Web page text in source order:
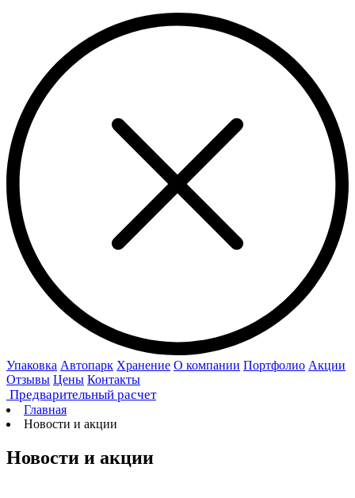
Упаковка Автопарк Хранение О компании Портфолио Акции
Отзывы Цены Контакты
Предварительный расчет
Главная
Новости и акции
Новости и акции